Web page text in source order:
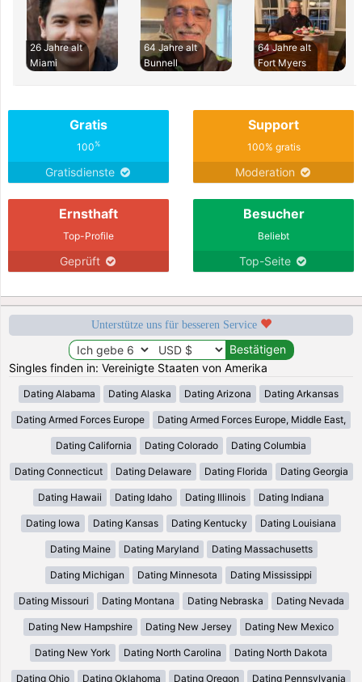
26 Jahre alt
Miami
64 Jahre alt
Bunnell
64 Jahre alt
Fort Myers
Gratis
100%
Gratisdienste
Support
100% gratis
Moderation
Ernsthaft
Top-Profile
Geprüft
Besucher
Beliebt
Top-Seite
Unterstütze uns für besseren Service
Singles finden in: Vereinigte Staaten von Amerika
Dating Alabama Dating Alaska Dating Arizona Dating Arkansas
Dating Armed Forces Europe Dating Armed Forces Europe, Middle East,
Dating California Dating Colorado Dating Columbia
Dating Connecticut Dating Delaware Dating Florida Dating Georgia
Dating Hawaii Dating Idaho Dating Illinois Dating Indiana
Dating Iowa Dating Kansas Dating Kentucky Dating Louisiana
Dating Maine Dating Maryland Dating Massachusetts
Dating Michigan Dating Minnesota Dating Mississippi
Dating Missouri Dating Montana Dating Nebraska Dating Nevada
Dating New Hampshire Dating New Jersey Dating New Mexico
Dating New York Dating North Carolina Dating North Dakota
Dating Ohio Dating Oklahoma Dating Oregon Dating Pennsylvania